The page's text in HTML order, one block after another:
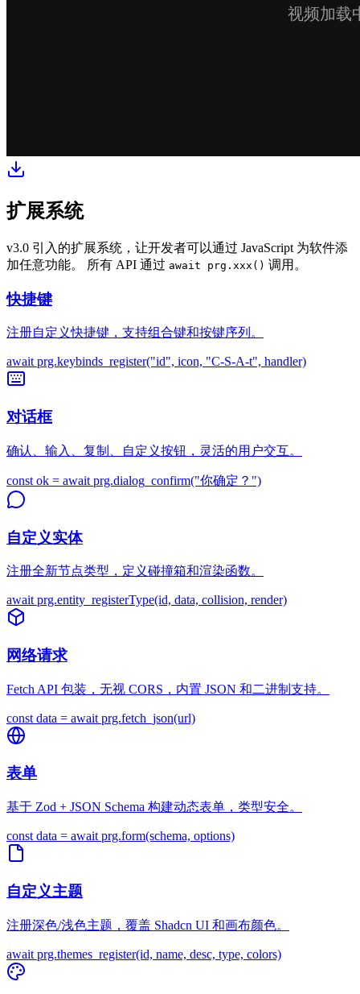
扩展系统
v3.0 引入的扩展系统，让开发者可以通过 JavaScript 为软件添
加任意功能。 所有 API 通过 await prg.xxx() 调用。
快捷键
注册自定义快捷键，支持组合键和按键序列。
await prg.keybinds_register("id", icon, "C-S-A-t", handler)
对话框
确认、输入、复制、自定义按钮，灵活的用户交互。
const ok = await prg.dialog_confirm("你确定？")
自定义实体
注册全新节点类型，定义碰撞箱和渲染函数。
await prg.entity_registerType(id, data, collision, render)
网络请求
Fetch API 包装，无视 CORS，内置 JSON 和二进制支持。
const data = await prg.fetch_json(url)
表单
基于 Zod + JSON Schema 构建动态表单，类型安全。
const data = await prg.form(schema, options)
自定义主题
注册深色/浅色主题，覆盖 Shadcn UI 和画布颜色。
await prg.themes_register(id, name, desc, type, colors)